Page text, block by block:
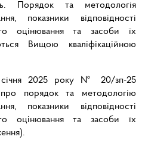
Порядок та методологія
показники відповідності
оцінювання та засоби їх
Вищою кваліфікаційною
січня 2025 року № 20/зп-25
порядок та методологію
показники відповідності
оцінювання та засоби їх